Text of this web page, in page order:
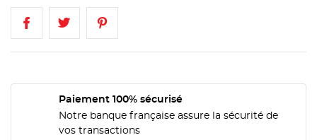
Paiement 100% sécurisé
Notre banque française assure la sécurité de
vos transactions